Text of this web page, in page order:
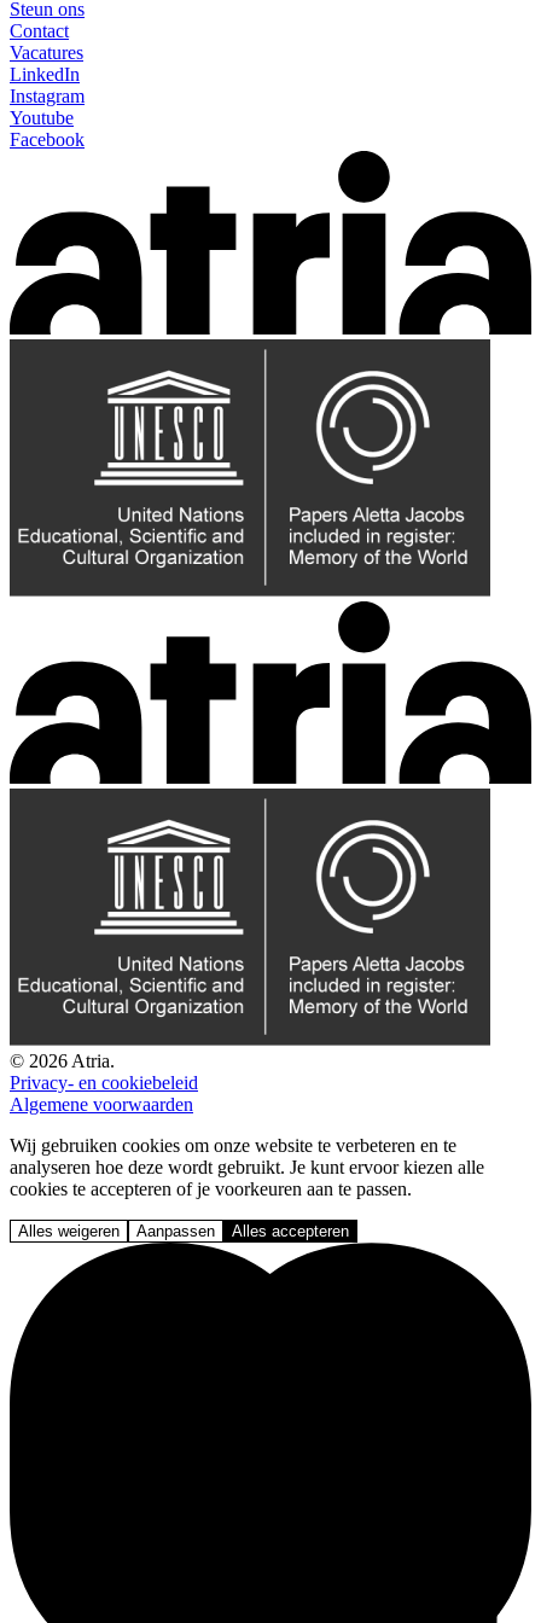
Steun ons
Contact
Vacatures
LinkedIn
Instagram
Youtube
Facebook
© 2026 Atria.
Privacy- en cookiebeleid
Algemene voorwaarden
Wij gebruiken cookies om onze website te verbeteren en te
analyseren hoe deze wordt gebruikt. Je kunt ervoor kiezen alle
cookies te accepteren of je voorkeuren aan te passen.
Alles weigeren Aanpassen Alles accepteren